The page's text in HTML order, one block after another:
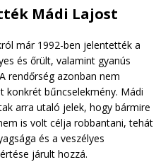
Mádi Lajost
már 1992-ben jelentették a
és őrült, valamint gyanús
rendőrség azonban nem
bűncselekmény. Mádi
arra utaló jelek, hogy bármire
is volt célja robbantani, tehát
és a veszélyes
járult hozzá.